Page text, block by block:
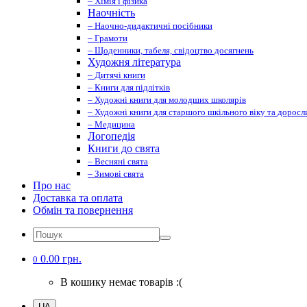
Наочність
– Наочно-дидактичні посібники
– Грамоти
– Щоденники, табеля, свідоцтво досягнень
Художня література
– Дитячі книги
– Книги для підлітків
– Художні книги для молодших школярів
– Художні книги для старшого шкільного віку та
– Медицина
Логопедія
Книги до свята
– Весняні свята
– Зимові свята
Про нас
Доставка та оплата
Обмін та повернення
0 0.00 грн.
В кошику немає товарів :(